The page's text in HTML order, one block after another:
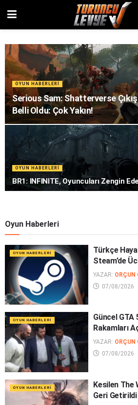
OYUN HABERLERI
Serious Sam: Shatterverse
Belli Oldu: Çok Yakın!
OYUN HABERLERI
BR1: INFINITE, Oyuncuları Zengin
Oyun Haberleri
OYUN HABERLERI
Türkçe
Steam’de
YAZAR: ORÇUN
07/08/2026
OYUN HABERLERI
Güncel GTA
Rakamları
YAZAR: ORÇUN
07/08/2026
OYUN HABERLERI
Kesilen The
Geri Getirildi